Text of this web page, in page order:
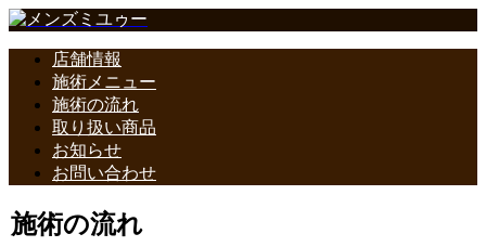
店舗情報
施術メニュー
施術の流れ
取り扱い商品
お知らせ
お問い合わせ
施術の流れ